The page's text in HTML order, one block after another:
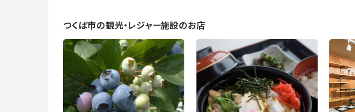
つくば市の観光・レジャー施設のお店